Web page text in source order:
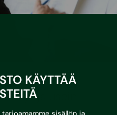
KÄYTTÄÄ
ja usein